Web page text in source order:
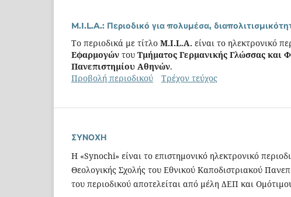
M.I.L.A.: Περιοδικό για πολυμέσα,
Το περιοδικά με τίτλο M.I.L.A. είναι το ηλεκτρονικό
Εφαρμογών του Τμήματος Γερμανικής Γλώσσας και
Πανεπιστημίου Αθηνών.
Προβολή περιοδικού
Τρέχον τεύχος
ΣΥΝΟΧΗ
Η «Synochi» είναι το επιστημονικό ηλεκτρονικό
Θεολογικής Σχολής του Εθνικού Καποδιστριακού
του περιοδικού αποτελείται από μέλη ΔΕΠ και